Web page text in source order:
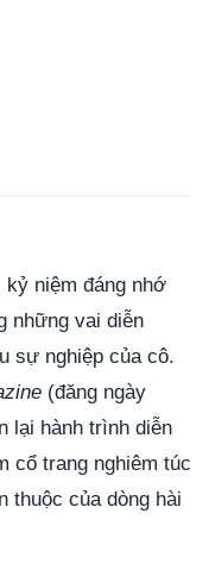
niệm đáng nhớ
những vai diễn
sự nghiệp của cô.
(đăng ngày
lại hành trình diễn
cổ trang nghiêm túc
thuộc của dòng hài